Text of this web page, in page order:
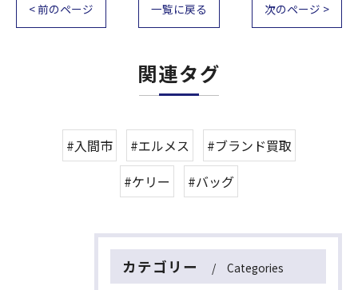
< 前のページ 一覧に戻る 次のページ >
関連タグ
#入間市 #エルメス
#ブランド買取
#ケリー
#バッグ
カテゴリー Categories